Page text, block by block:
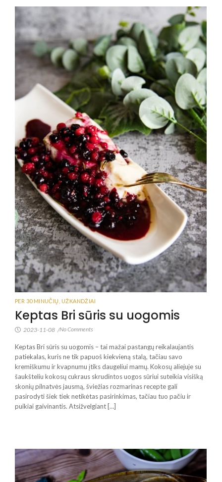
PER 30 MINUČIŲ UŽKANDŽIAI
Keptas Bri sūris su uogomis
2023-11-08 /No Comments
Keptas Bri sūris su uogomis – tai mažai pastangų reikalaujantis
patiekalas, kuris ne tik papuoš kiekvieną stalą, tačiau savo
kremiškumu ir kvapnumu įtiks daugeliui mamų. Kokosų aliejuje su
šaukšteliu kokosų cukraus skrudintos uogos sūriui suteikia visišką
skonių pilnatvės jausmą, šviežias rozmarinas recepte gali
pasirodyti šiek tiek netikėtas pasirinkimas, tačiau tuo pačiu ir
puikiai gaivinantis. Atsižvelgiant […]